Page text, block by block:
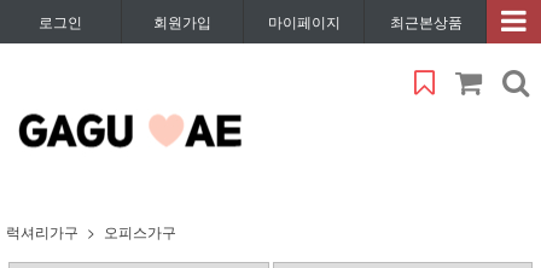
로그인 회원가입 마이페이지 최근본상품
럭셔리가구 오피스가구